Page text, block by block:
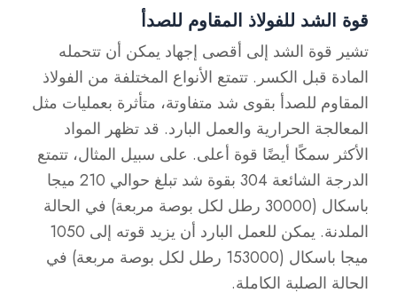
قوة الشد للفولاذ المقاوم للصدأ
تشير قوة الشد إلى أقصى إجهاد يمكن أن تتحمله
المادة قبل الكسر. تتمتع الأنواع المختلفة من الفولاذ
المقاوم للصدأ بقوى شد متفاوتة، متأثرة بعمليات مثل
المعالجة الحرارية والعمل البارد. قد تظهر المواد
الأكثر سمكًا أيضًا قوة أعلى. على سبيل المثال، تتمتع
الدرجة الشائعة 304 بقوة شد تبلغ حوالي 210 ميجا
باسكال (30000 رطل لكل بوصة مربعة) في الحالة
الملدنة. يمكن للعمل البارد أن يزيد قوته إلى 1050
ميجا باسكال (153000 رطل لكل بوصة مربعة) في
الحالة الصلبة الكاملة.